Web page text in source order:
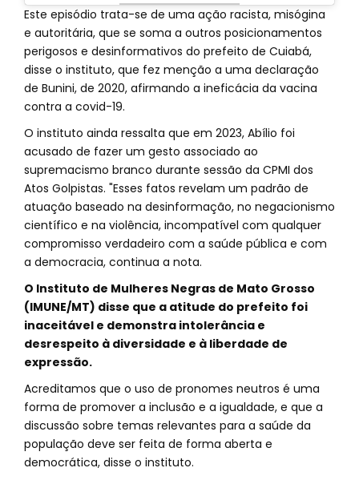
Este episódio trata-se de uma ação racista, misógina
e autoritária, que se soma a outros posicionamentos
perigosos e desinformativos do prefeito de Cuiabá,
disse o instituto, que fez menção a uma declaração
de Bunini, de 2020, afirmando a ineficácia da vacina
contra a covid-19.
O instituto ainda ressalta que em 2023, Abílio foi
acusado de fazer um gesto associado ao
supremacismo branco durante sessão da CPMI dos
Atos Golpistas. "Esses fatos revelam um padrão de
atuação baseado na desinformação, no negacionismo
científico e na violência, incompatível com qualquer
compromisso verdadeiro com a saúde pública e com
a democracia, continua a nota.
O Instituto de Mulheres Negras de Mato Grosso
(IMUNE/MT) disse que a atitude do prefeito foi
inaceitável e demonstra intolerância e
desrespeito à diversidade e à liberdade de
expressão.
Acreditamos que o uso de pronomes neutros é uma
forma de promover a inclusão e a igualdade, e que a
discussão sobre temas relevantes para a saúde da
população deve ser feita de forma aberta e
democrática, disse o instituto.